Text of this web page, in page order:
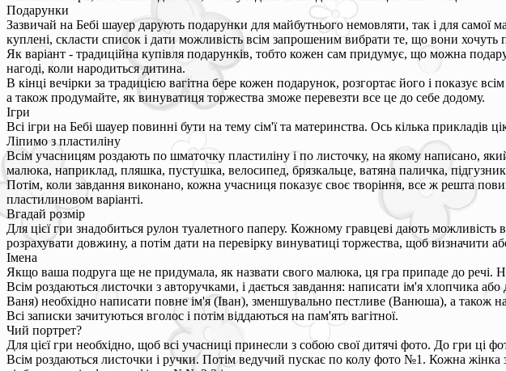
Подарунки
Зазвичай на Бебі шауер дарують подарунки для майбутнього немовляти, так і для самої
куплені, скласти список і дати можливість всім запрошеним вибрати те, що вони хочуть
Як варіант - традиційна купівля подарунків, тобто кожен сам придумує, що можна
нагоді, коли народиться дитина.
В кінці вечірки за традицією вагітна бере кожен подарунок, розгортає його і показує
а також продумайте, як винуватиця торжества зможе перевезти все це до себе додому.
Ігри
Всі ігри на Бебі шауер повинні бути на тему сім'ї та материнства. Ось кілька прикладів
Ліпимо з пластиліну
Всім учасницям роздають по шматочку пластиліну і по листочку, на якому написано,
малюка, наприклад, пляшка, пустушка, велосипед, брязкальце, ватяна паличка,
Потім, коли завдання виконано, кожна учасниця показує своє творіння, все ж решта
пластилиновом варіанті.
Вгадай розмір
Для цієї гри знадобиться рулон туалетного паперу. Кожному гравцеві дають
розрахувати довжину, а потім дати на перевірку винуватиці торжества, щоб визначити
Імена
Якщо ваша подруга ще не придумала, як назвати свого малюка, ця гра припаде до речі.
Всім роздаються листочки з авторучками, і дається завдання: написати ім'я хлопчика
Ваня) необхідно написати повне ім'я (Іван), зменшувально пестливе (Ванюша), а також
Всі записки зачитуються вголос і потім віддаються на пам'ять вагітної.
Чий портрет?
Для цієї гри необхідно, щоб всі учасниці принесли з собою свої дитячі фото. До гри ці
Всім роздаються листочки і ручки. Потім ведучий пускає по колу фото №1. Кожна